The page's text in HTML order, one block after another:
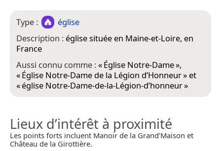
Type :
église
Description : église située en Maine-et-Loire, en
France
Aussi connu comme :«Église Notre-Dame»,
«Église Notre-Dame de la Légion d’Honneur» et
«église Notre-Dame-de-la-Légion-d’honneur»
Lieux d’intérêt à proximité
Les points forts incluent Manoir de la Grand’Maison et
Château de la Girottière.